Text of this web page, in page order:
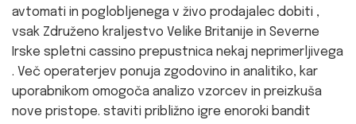
avtomati in poglobljenega v živo prodajalec dobiti ,
vsak Združeno kraljestvo Velike Britanije in Severne
Irske spletni cassino prepustnica nekaj neprimerljivega
. Več operaterjev ponuja zgodovino in analitiko, kar
uporabnikom omogoča analizo vzorcev in preizkuša
nove pristope. staviti približno igre enoroki bandit